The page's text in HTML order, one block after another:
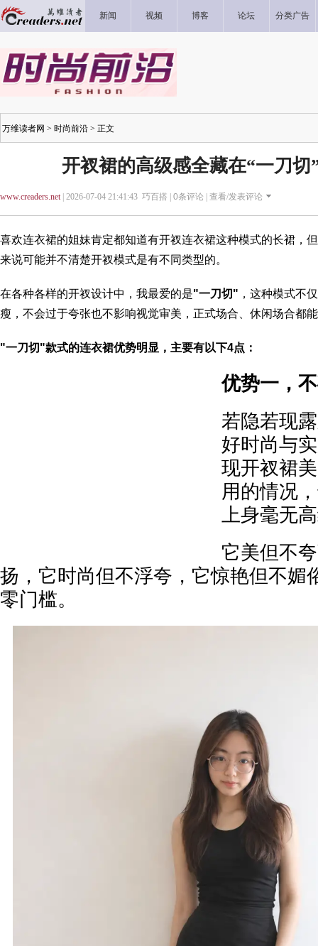
新闻 视频 博客 论坛 分类广告
万维读者网 > 时尚前沿 > 正文
开衩裙的高级感全藏在“一刀切
www.creaders.net| 2026-07-04 21:41:43 巧百搭 | 0条评论 | 查看/发表评论
喜欢连衣裙的姐妹肯定都知道有开衩连衣裙这种模式的长裙，
来说可能并不清楚开衩模式是有不同类型的。
在各种各样的开衩设计中，我最爱的是"一刀切" ，这种模式不
瘦，不会过于夸张也不影响视觉审美，正式场合、休闲场合都
"一刀切"款式的连衣裙优势明显，主要有以下4点：
优势一，
若隐若现
好时尚与
现开衩裙
用的情况
上身毫无
它美但不
扬，它时尚但不浮夸，它惊艳但不媚
零门槛。